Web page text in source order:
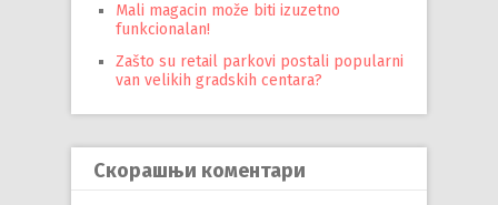
Mali magacin može biti izuzetno
funkcionalan!
Zašto su retail parkovi postali popularni
van velikih gradskih centara?
Скорашњи коментари